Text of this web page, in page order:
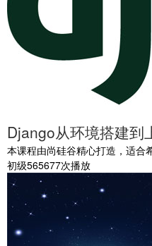
Django从环境搭建到
本课程由尚硅谷精心打造，适合
初级565677次播放